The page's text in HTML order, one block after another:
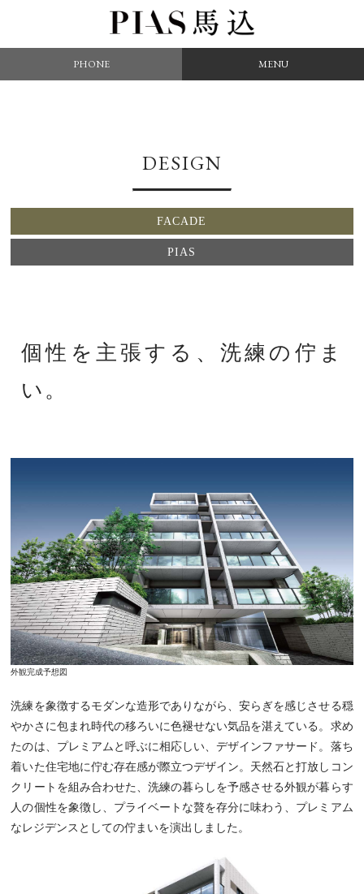
PHONE MENU
DESIGN
FACADE
PIAS
個性を主張する、洗練の佇ま
い。
外観完成予想図
洗練を象徴するモダンな造形でありながら、安らぎを感じさせる穏
やかさに包まれ時代の移ろいに色褪せない気品を湛えている。 求め
たのは、プレミアムと呼ぶに相応しい、デザインファサード。 落ち
着いた住宅地に佇む存在感が際立つデザイン。 天然石と打放しコン
クリートを組み合わせた、 洗練の暮らしを予感させる外観が暮らす
人の個性を象徴し、 プライベートな贅を存分に味わう、 プレミアム
なレジデンスとしての佇まいを演出しました。